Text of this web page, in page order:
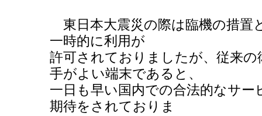
東日本大震災の際は臨機の措置
一時的に利用が
許可されておりましたが、従来
手がよい端末であると、
一日も早い国内での合法的なサ
期待をされておりま